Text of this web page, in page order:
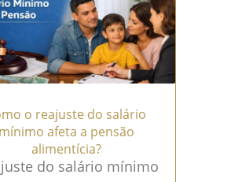
pagos... Leia
o reajuste do salário
mínimo afeta a pensão
alimentícia?
do salário mínimo